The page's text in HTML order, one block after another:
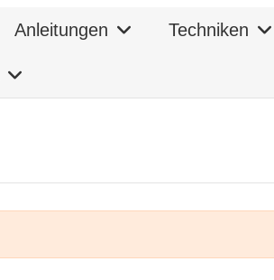
Anleitungen Techniken